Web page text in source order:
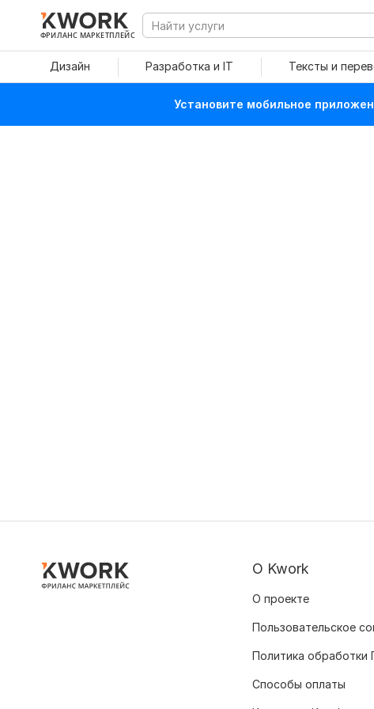
ФРИЛАНС МАРКЕТПЛЕЙС
Дизайн Разработка и IT Тексты и
Установите мобильное
О Kwork
О проекте
Пользовательское
Политика обработки
Способы оплаты